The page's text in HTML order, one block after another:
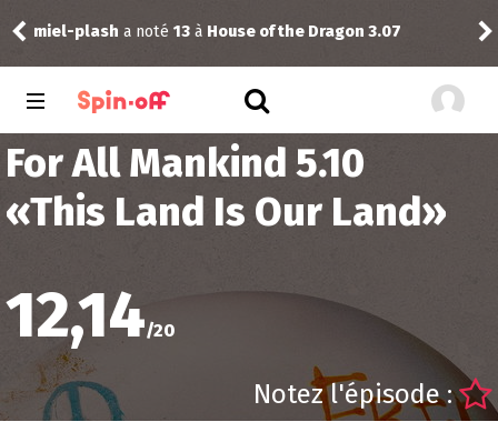
miel-plash a noté 13 à House of the Dragon 3.07
For All Mankind 5.10
«This Land Is Our Land»
12,14/20
Notez l'épisode :